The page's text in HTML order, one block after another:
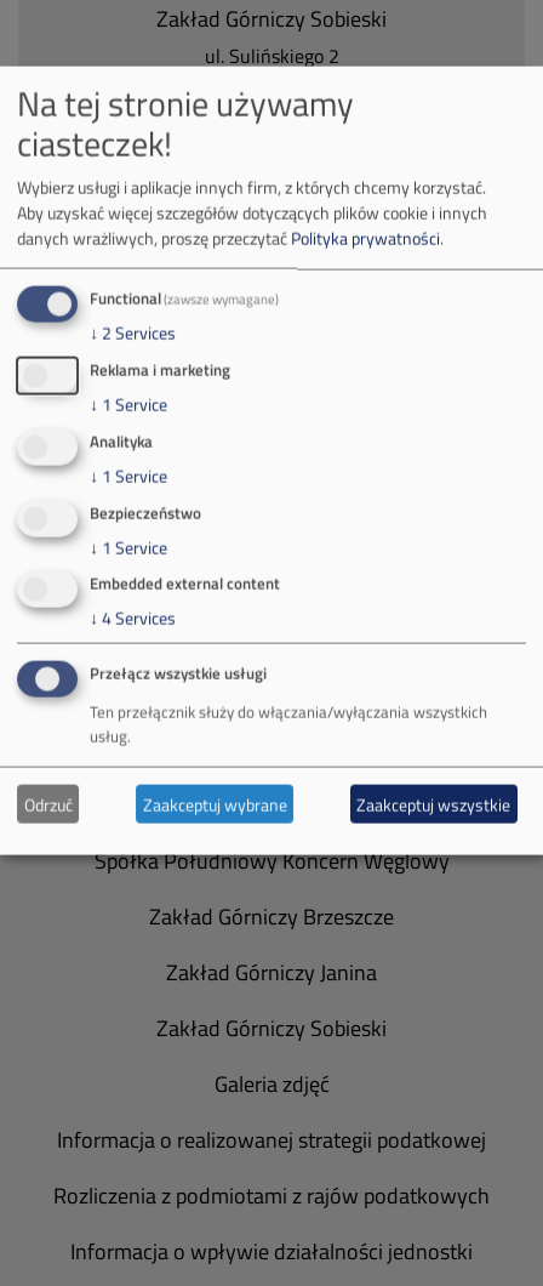
Zakład Górniczy Sobieski
ul. Sulińskiego 2
43-600 Jaworzno
Tel. +48 32 618 50 00
Zakład Górniczy Janina
ul. Górnicza 23
32-590 Libiąż
Tel. +48 32 627 00 00
Zakład Górniczy Brzeszcze
32-620 Brzeszcze
(poniedziałek-piątek 7:00-15:00)
Władze spółki
Spółka Południowy Koncern Węglowy
Zakład Górniczy Brzeszcze
Zakład Górniczy Janina
Zakład Górniczy Sobieski
Galeria zdjęć
Informacja o realizowanej strategii podatkowej
Rozliczenia z podmiotami z rajów podatkowych
Informacja o wpływie działalności jednostki
Na tej stronie używamy
ciasteczek!
Wybierz usługi i aplikacje innych firm, z których chcemy korzystać.
Aby uzyskać więcej szczegółów dotyczących plików cookie i innych
danych wrażliwych, proszę przeczytaćPolityka prywatności.
Functional(zawsze wymagane)
↓ 2Services
Reklama i marketing
↓ 1 Service
Analityka
↓ 1 Service
Bezpieczeństwo
↓ 1 Service
Embedded external content
↓ 4Services
Przełącz wszystkie usługi
Ten przełącznik służy do włączania/wyłączania wszystkich
usług.
Odrzuć Zaakceptuj wybrane Zaakceptuj wszystkie